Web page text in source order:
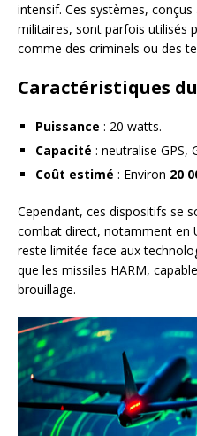
intensif. Ces systèmes,
militaires, sont parfois utilisés
comme des criminels ou des
Caractéristiques du
Puissance : 20 watts.
Capacité : neutralise GPS,
Coût estimé : Environ 20
Cependant, ces dispositifs se
combat direct, notamment en
reste limitée face aux
que les missiles HARM,
brouillage.